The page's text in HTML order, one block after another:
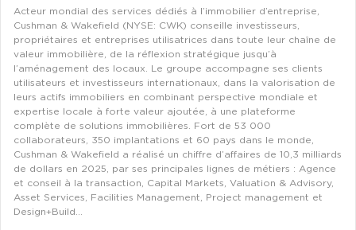
Acteur mondial des services dédiés à l’immobilier d’entreprise,
Cushman & Wakefield (NYSE: CWK) conseille investisseurs,
propriétaires et entreprises utilisatrices dans toute leur chaîne de
valeur immobilière, de la réflexion stratégique jusqu’à
l’aménagement des locaux. Le groupe accompagne ses clients
utilisateurs et investisseurs internationaux, dans la valorisation de
leurs actifs immobiliers en combinant perspective mondiale et
expertise locale à forte valeur ajoutée, à une plateforme
complète de solutions immobilières. Fort de 53 000
collaborateurs, 350 implantations et 60 pays dans le monde,
Cushman & Wakefield a réalisé un chiffre d’affaires de 10,3 milliards
de dollars en 2025, par ses principales lignes de métiers : Agence
et conseil à la transaction, Capital Markets, Valuation & Advisory,
Asset Services, Facilities Management, Project management et
Design+Build…